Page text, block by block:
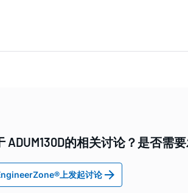
的相关讨论？是否需
上发起讨论